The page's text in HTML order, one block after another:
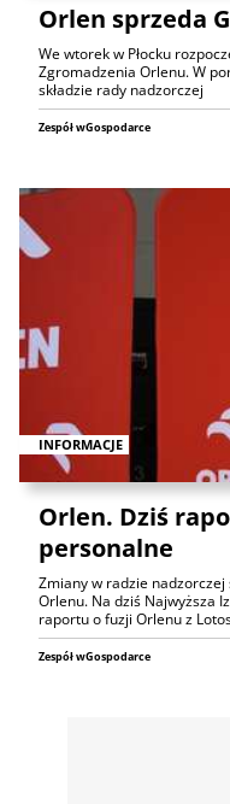
Orlen sprzeda
We wtorek w Płocku
Zgromadzenia Orlenu. W
składzie rady nadzorczej
Zespół wGospodarce
INFORMACJE
Orlen. Dziś
personalne
Zmiany w radzie
Orlenu. Na dziś Najwyższa
raportu o fuzji Orlenu z
Zespół wGospodarce